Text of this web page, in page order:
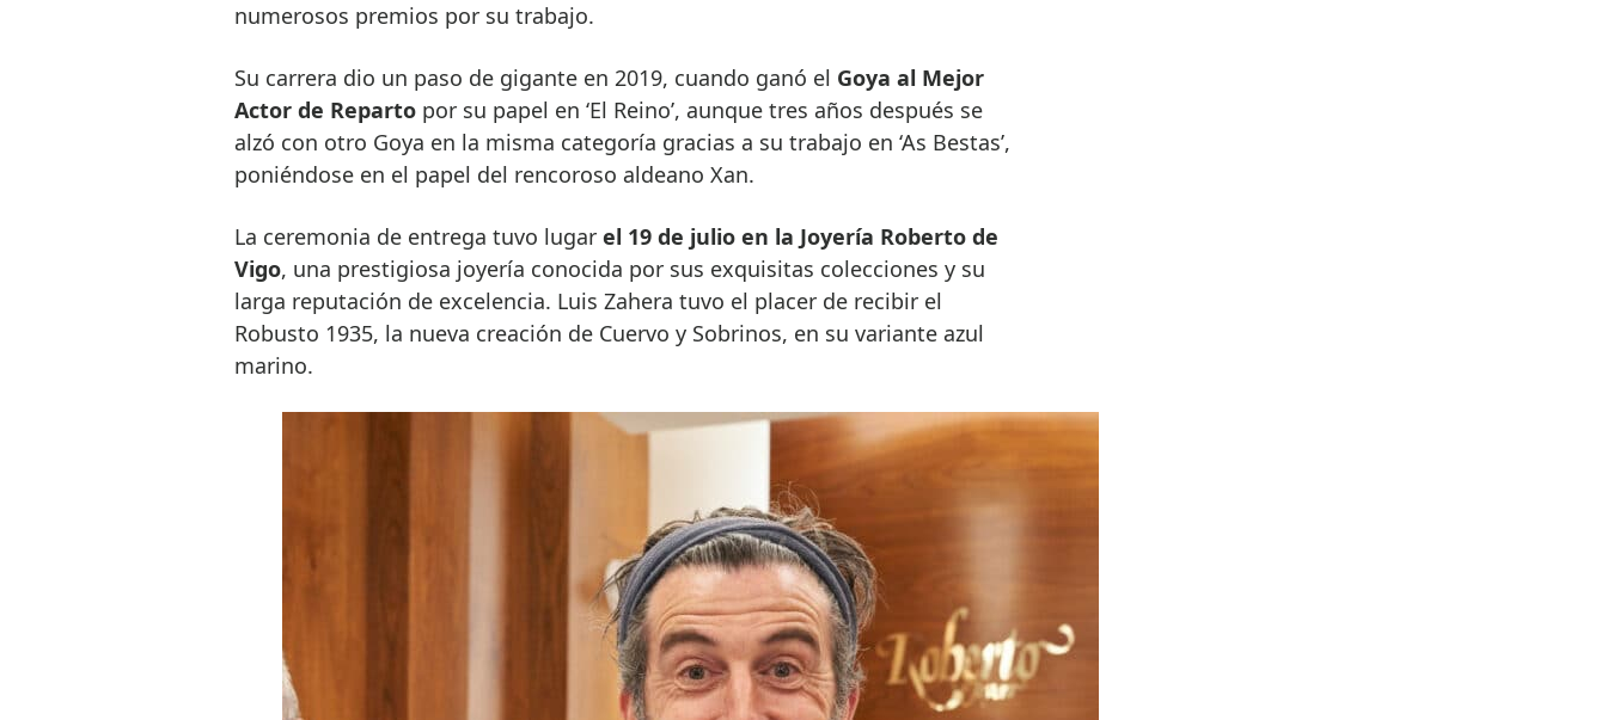
numerosos premios por su trabajo.
Su carrera dio un paso de gigante en 2019, cuando ganó el Goya al Mejor
Actor de Repartopor su papel en ‘El Reino’, aunque tres años después se
alzó con otro Goya en la misma categoría gracias a su trabajo en ‘As Bestas’,
poniéndose en el papel del rencoroso aldeano Xan.
La ceremonia de entrega tuvo lugar el 19 de julio en la Joyería Roberto de
Vigo, una prestigiosa joyería conocida por sus exquisitas colecciones y su
larga reputación de excelencia. Luis Zahera tuvo el placer de recibir el
Robusto 1935, la nueva creación de Cuervo y Sobrinos, en su variante azul
marino.